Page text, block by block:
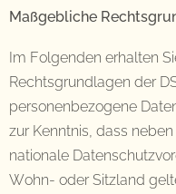
Maßgebliche
Im Folgenden erhalten
Rechtsgrundlagen der
personenbezogene
zur Kenntnis, dass
nationale
Wohn- oder Sitzland